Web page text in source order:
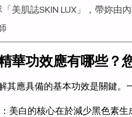
美肌誌SKIN LUX」，帶妳由
華功效應有哪些？
其應具備的基本功效是關鍵
：美白的核心在於減少黑色素